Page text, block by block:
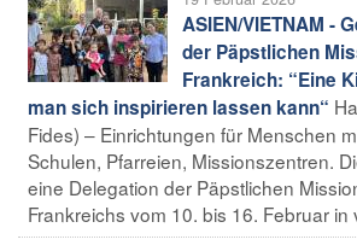
ASIEN/VIETNAM -
der Päpstlichen
Frankreich: “Eine
man sich inspirieren lassen kann“
Fides) – Einrichtungen für Menschen
Schulen, Pfarreien, Missionszentren.
eine Delegation der Päpstlichen
Frankreichs vom 10. bis 16. Februar in